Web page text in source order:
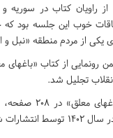
از راویان کتاب در
خوب این جلسه بود که
یکی از مردم منطقه «نبل و
تجلیل شد.
گفتنی است کتاب
قیمت 85 هزار تومان در سال